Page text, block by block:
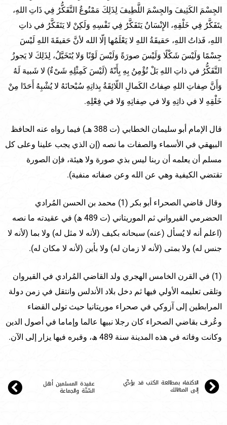
الجِسْمَ الكَثِيفَ والجِسْمَ اللَّطِيفَ لِذَلِكَ مَمْنُوعٌ التَّفَكُّرُ فِي ذَاتِ اللهِ،
يتَفَكَّرُ فِي خَلْقِهِ، الإِنْسَانُ يَتَفَكَّرُ فِي نَفْسِهِ وَلَكِنْ لا يَتَفَكَّرُ في ذاتِ
اللهِ، فَذاتُ اللهِ، حَقيقَةُ اللهِ لا يَعْلَمُها إلّا الله لأنَّ حَقيقَةَ اللهِ لَيْسَ
جِسْمًا وَلَيْسَ شَكْلًا وَلَيْسَ صورَةً وَلَيْسَ لَوْنًا وَلا يُتَخَيَّلُ، لِذَلِكَ لا يَجوزُ
التَّفَكُّرُ في ذاتِ اللهِ بَلْ نُؤْمِنُ بِهِ بِأَنّهُ (لَيْسَ كَمِثْلِهِ شَىْءٌ) لا شَبيهَ لَهُ
وَأَنَّ صِفاتِ اللهِ صِفاتُ الكَمالِ اللّائِقَةُ بِذاتِهِ سُبْحانَهُ لا يُشْبِهُ أَحَدًا مِنْ
خَلْقِهِ لا في ذاتِهِ وَلا في صِفاتِهِ وَلا في فِعْلِهِ.
قال الإمام أبو سليمان الخطابي (ت 388 هـ) فيما رواه عنه الحافظ
البيهقي في الأسماء والصفات ما نصه (إن الذي يجب علينا وعلى كل
مسلم أن يعلمه أن ربنا ليس بذي صورة ولا هيئة، فإن الصورة
تقتضي الكيفية وهي عن الله وعن صفاته منفية).
وقال قاضي الصحراء أبو بكر (1) محمد بن الحسن المُرادي
الحضرمي القيرواني ثم الموريتاني (ت 489 ھ) في عقيدته ما نصه
(اعلم أنه لا يُسأل (عنه) سبحانه بكيف (لأنه لا مثل له) ولا بما (لأنه لا
جنس له) ولا بمتى (لأنه لا زمان له) ولا بأين (لأنه لا مكان له).
(1) في القرن الخامس الهجري ولد القاضي المُرادي في القيروان
وتلقى تعليمه الأولي فيها ثم دخل بلاد الأندلس وانتقل في زمن دولة
المرابطين إلى آزوكي في صحراء موريتانيا حيث تولى القضاء
وعُرف بقاضي الصحراء كان رجلا نبيها عالما وإماما في أصول الدين
وكانت وفاته في هذه المدينة سنة 489 ھ، وقبره فيها يزار إلى الآن.
الاكتفاء بمطالعة الكتب قد يؤدِّي
إلى المهالك
عقيدة المسلمين أهل
السّنّة والجماعة